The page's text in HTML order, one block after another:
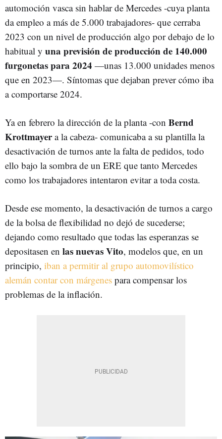
automoción vasca sin hablar de Mercedes -cuya planta
da empleo a más de 5.000 trabajadores- que cerraba
2023 con un nivel de producción algo por debajo de lo
habitual y una previsión de producción de 140.000
furgonetas para 2024 —unas 13.000 unidades menos
que en 2023—. Síntomas que dejaban prever cómo iba
a comportarse 2024.
Ya en febrero la dirección de la planta -con Bernd
Krottmayera la cabeza- comunicaba a su plantilla la
desactivación de turnos ante la falta de pedidos, todo
ello bajo la sombra de un ERE que tanto Mercedes
como los trabajadores intentaron evitar a toda costa.
Desde ese momento, la desactivación de turnos a cargo
de la bolsa de flexibilidad no dejó de sucederse;
dejando como resultado que todas las esperanzas se
depositasen en las nuevas Vito, modelos que, en un
principio, iban a permitir al grupo automovilístico
alemán contar con márgenes para compensar los
problemas de la inflación.